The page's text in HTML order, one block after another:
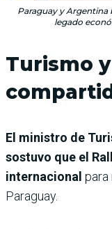
Paraguay y Argentina
legado
Turismo
El ministro de
sostuvo que el
internacional
Paraguay.